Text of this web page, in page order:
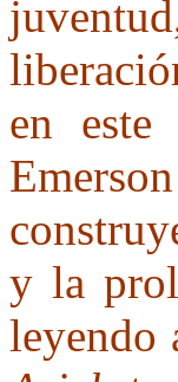
en este
y la
leyendo